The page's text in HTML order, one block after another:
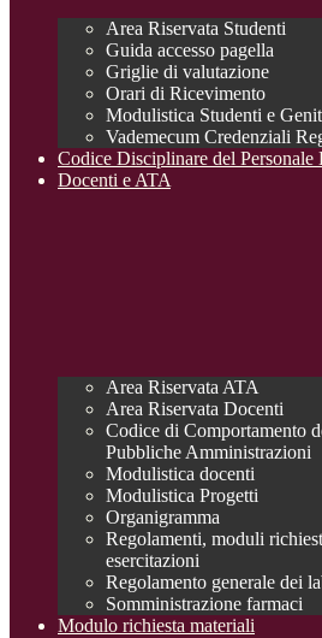
Area Riservata Studenti
Guida accesso pagella
Griglie di valutazione
Orari di Ricevimento
Modulistica Studenti e
Vademecum Credenziali
Codice Disciplinare del Personale
Docenti e ATA
Area Riservata ATA
Area Riservata Docenti
Codice di Comportamento
Pubbliche Amministrazioni
Modulistica docenti
Modulistica Progetti
Organigramma
Regolamenti, moduli
esercitazioni
Regolamento generale dei
Somministrazione farmaci
Modulo richiesta materiali